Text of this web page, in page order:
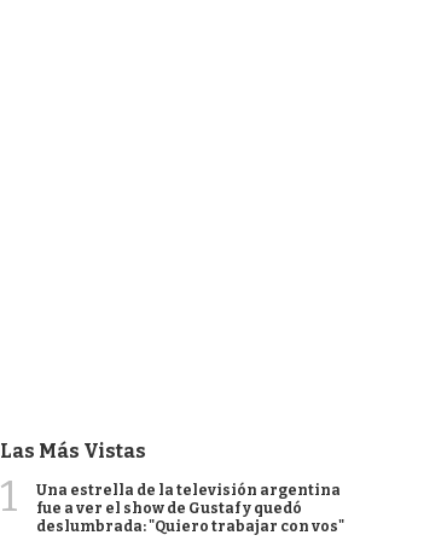
Las Más Vistas
1
Una estrella de la televisión argentina
fue a ver el show de Gustaf y quedó
deslumbrada: "Quiero trabajar con vos"